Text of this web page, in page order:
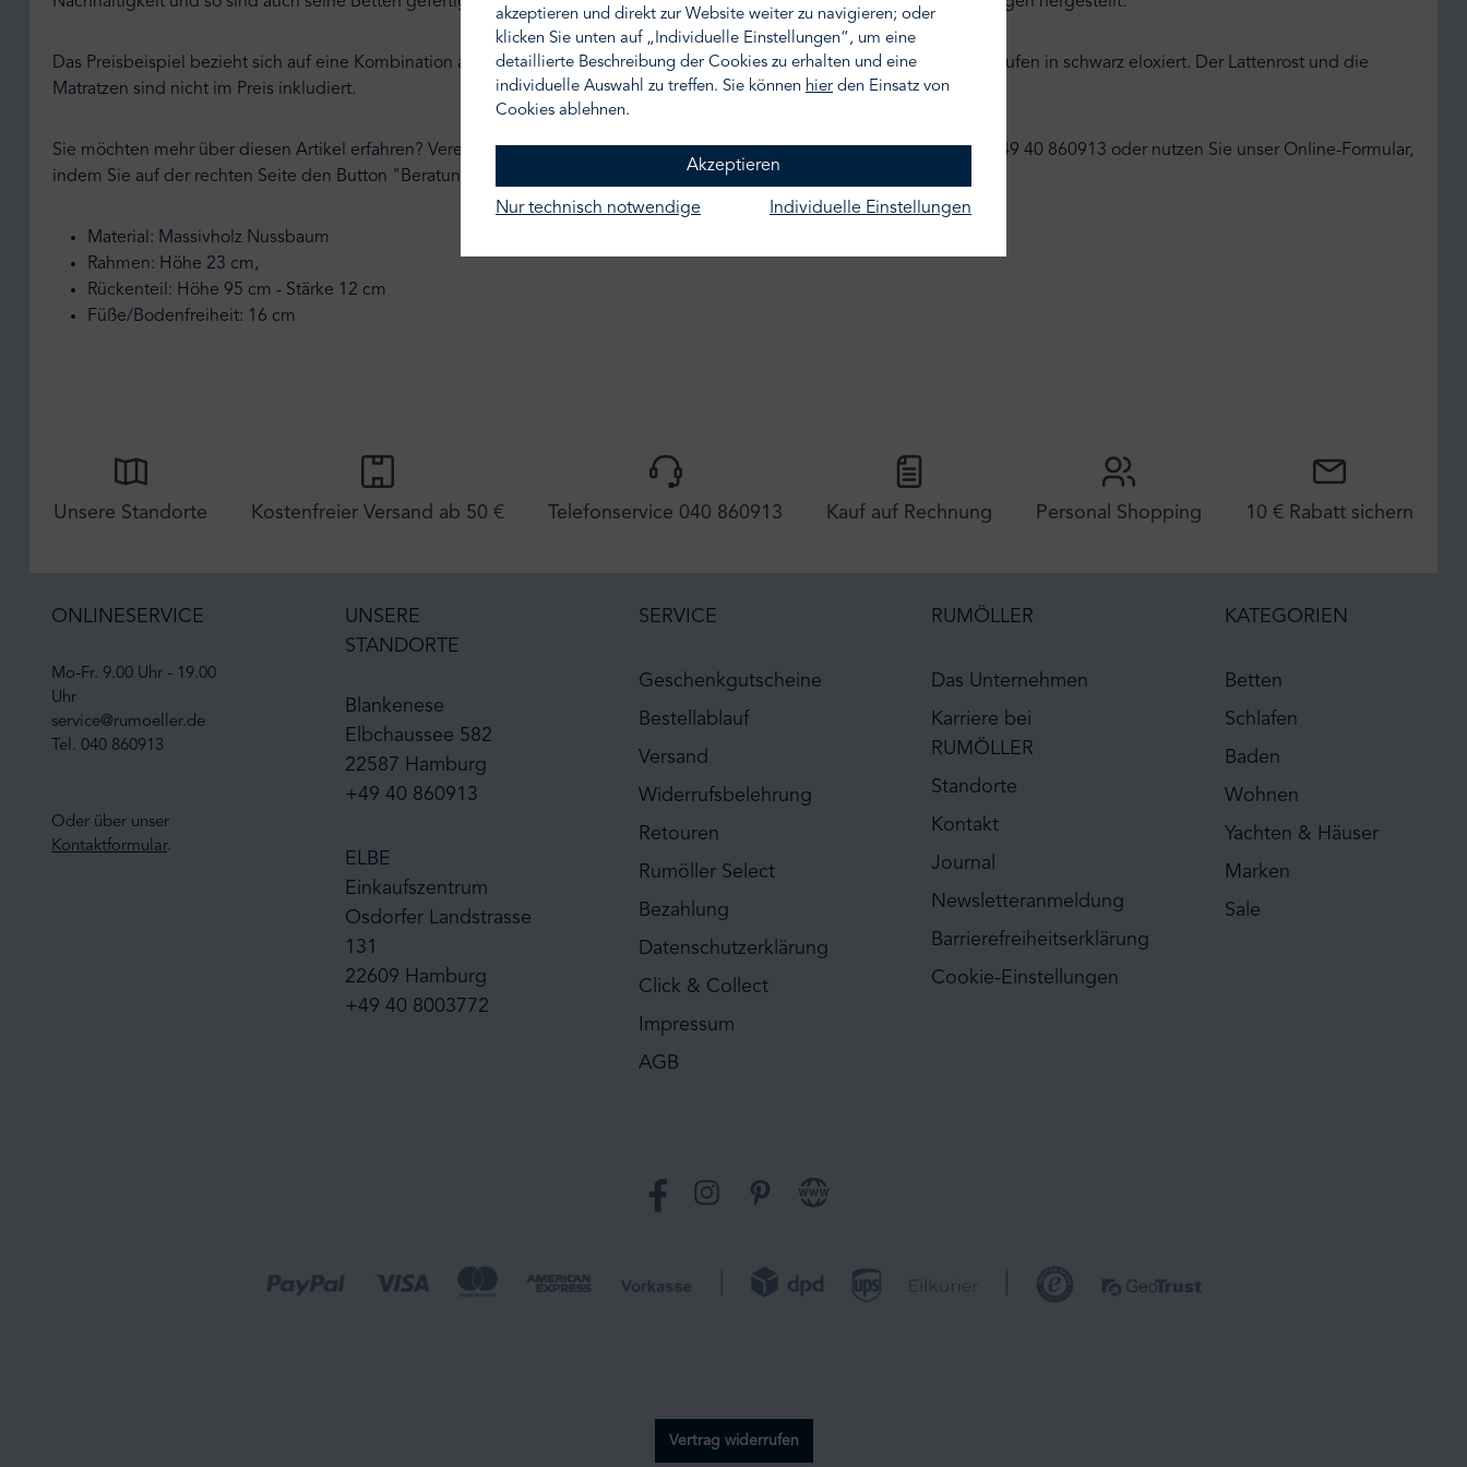
Das Preisbeispiel bezieht sich auf eine Kombination aus Nussbaum massiv, dem geknöpften Kopfteil extrastark und Profil-Kufen in schwarz eloxiert. Der Lattenrost und die
Matratzen sind nicht im Preis inkludiert.
Sie möchten mehr über diesen Artikel erfahren? Vereinbaren Sie Ihren Beratungstermin einfach telefonisch unter der Tel: +49 40 860913 oder nutzen Sie unser Online-Formular,
indem Sie auf der rechten Seite den Button "Beratungstermin vereinbaren" klicken!
Material: Massivholz Nussbaum
Rahmen: Höhe 23 cm,
Rückenteil: Höhe 95 cm - Stärke 12 cm
Füße/Bodenfreiheit: 16 cm
Unsere Standorte Kostenfreier Versand ab 50 € Telefonservice 040 860913 Kauf auf Rechnung Personal Shopping 10 € Rabatt sichern
ONLINESERVICE
Mo-Fr. 9.00 Uhr - 19.00
Uhr
service@rumoeller.de
Tel. 040 860913
Oder über unser
Kontaktformular.
UNSERE
STANDORTE
Blankenese
Elbchaussee 582
22587 Hamburg
+49 40 860913
ELBE
Einkaufszentrum
Osdorfer Landstrasse
131
22609 Hamburg
+49 40 8003772
SERVICE
Geschenkgutscheine
Bestellablauf
Versand
Widerrufsbelehrung
Retouren
Rumöller Select
Bezahlung
Datenschutzerklärung
Click & Collect
Impressum
AGB
RUMÖLLER
Das Unternehmen
Karriere bei
RUMÖLLER
Standorte
Kontakt
Journal
Newsletteranmeldung
Barrierefreiheitserklärung
Cookie-Einstellungen
KATEGORIEN
Betten
Schlafen
Baden
Wohnen
Yachten & Häuser
Marken
Sale
FacebookInstagramPinterest Website
Vertrag widerrufen
akzeptieren und direkt zur Website weiter zu navigieren; oder
klicken Sie unten auf „Individuelle Einstellungen“, um eine
detaillierte Beschreibung der Cookies zu erhalten und eine
individuelle Auswahl zu treffen. Sie können hier den Einsatz von
Cookies ablehnen.
Akzeptieren
Nur technisch notwendige Individuelle Einstellungen